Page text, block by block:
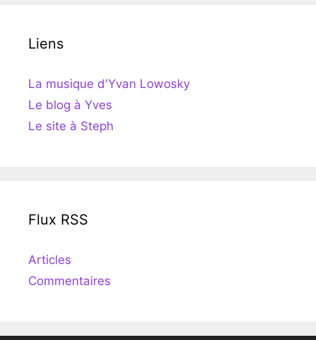
Liens
La musique d'Yvan Lowosky
Le blog à Yves
Le site à Steph
Flux RSS
Articles
Commentaires